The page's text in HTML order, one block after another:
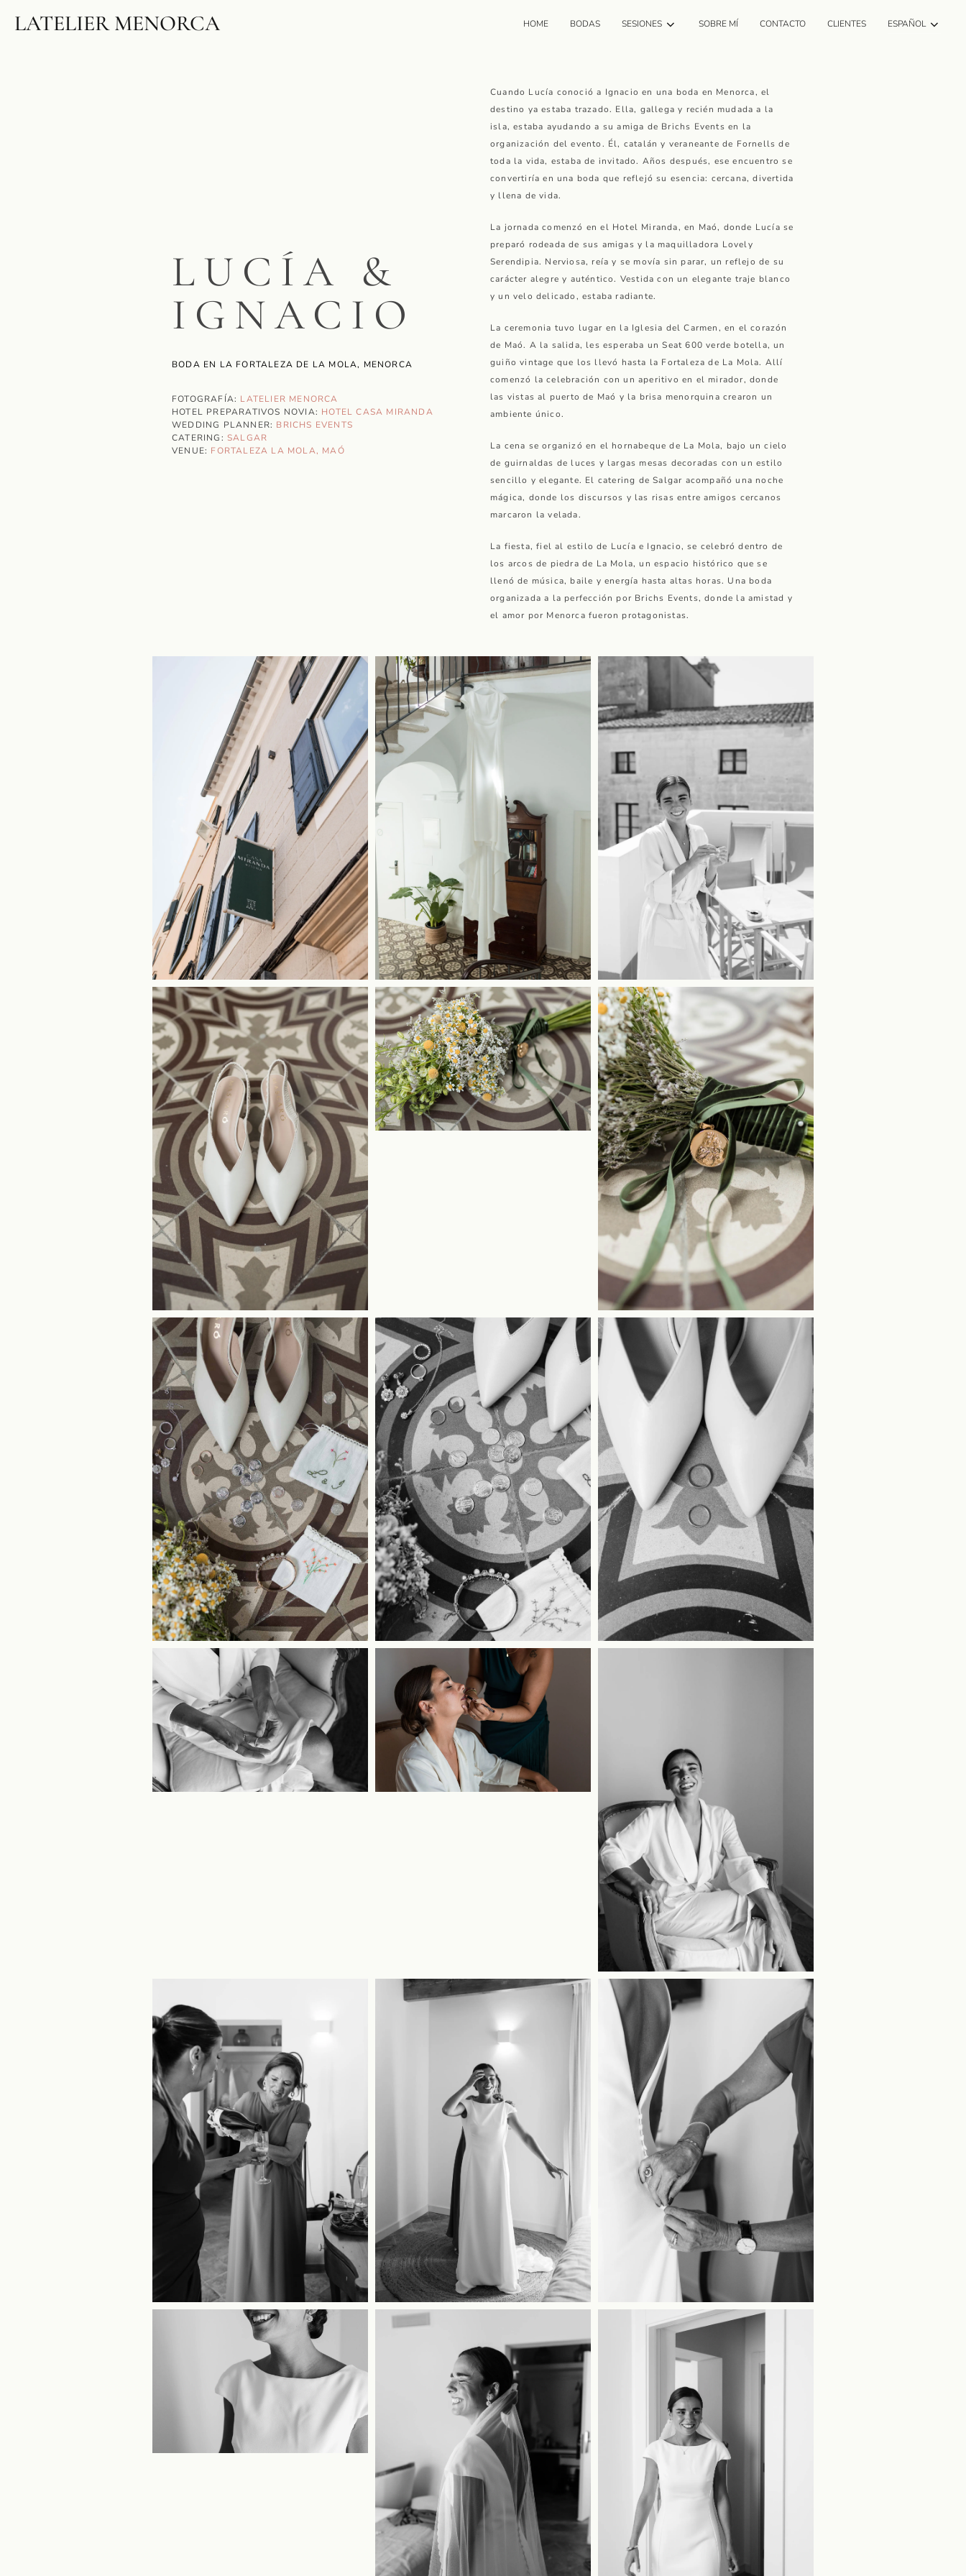
LATELIER MENORCA HOME BODAS SESIONES SOBRE MÍ CONTACTO CLIENTES ESPAÑOL
LUCÍA &
IGNACIO
BODA EN LA FORTALEZA DE LA MOLA, MENORCA
FOTOGRAFÍA: LATELIER MENORCA
HOTEL PREPARATIVOS NOVIA: HOTEL CASA MIRANDA
WEDDING PLANNER: BRICHS EVENTS
CATERING: SALGAR
VENUE: FORTALEZA LA MOLA, MAÓ
Cuando Lucía conoció a Ignacio en una boda en Menorca, el
destino ya estaba trazado. Ella, gallega y recién mudada a la
isla, estaba ayudando a su amiga de Brichs Events en la
organización del evento. Él, catalán y veraneante de Fornells de
toda la vida, estaba de invitado. Años después, ese encuentro se
convertiría en una boda que reflejó su esencia: cercana, divertida
y llena de vida.
La jornada comenzó en el Hotel Miranda, en Maó, donde Lucía se
preparó rodeada de sus amigas y la maquilladora Lovely
Serendipia. Nerviosa, reía y se movía sin parar, un reflejo de su
carácter alegre y auténtico. Vestida con un elegante traje blanco
y un velo delicado, estaba radiante.
La ceremonia tuvo lugar en la Iglesia del Carmen, en el corazón
de Maó. A la salida, les esperaba un Seat 600 verde botella, un
guiño vintage que los llevó hasta la Fortaleza de La Mola. Allí
comenzó la celebración con un aperitivo en el mirador, donde
las vistas al puerto de Maó y la brisa menorquina crearon un
ambiente único.
La cena se organizó en el hornabeque de La Mola, bajo un cielo
de guirnaldas de luces y largas mesas decoradas con un estilo
sencillo y elegante. El catering de Salgar acompañó una noche
mágica, donde los discursos y las risas entre amigos cercanos
marcaron la velada.
La fiesta, fiel al estilo de Lucía e Ignacio, se celebró dentro de
los arcos de piedra de La Mola, un espacio histórico que se
llenó de música, baile y energía hasta altas horas. Una boda
organizada a la perfección por Brichs Events, donde la amistad y
el amor por Menorca fueron protagonistas.